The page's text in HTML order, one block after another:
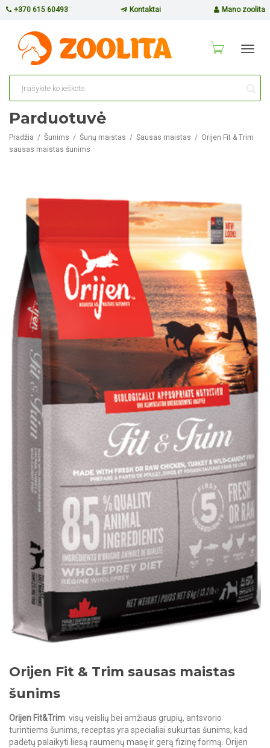
+370 615 60493 Kontaktai Mano zoolita
Parduotuvė
Pradžia Šunims Šunų maistas Sausas maistas
Orijen Fit & Trim
sausas maistas šunims
Orijen Fit & Trim sausas maistas
šunims
Orijen Fit&Trim visų veislių bei amžiaus grupių, antsvorio
turintiems šunims, receptas yra specialiai sukurtas šunims, kad
padėtų palaikyti liesą raumenų masę ir gerą fizinę formą. Orijen